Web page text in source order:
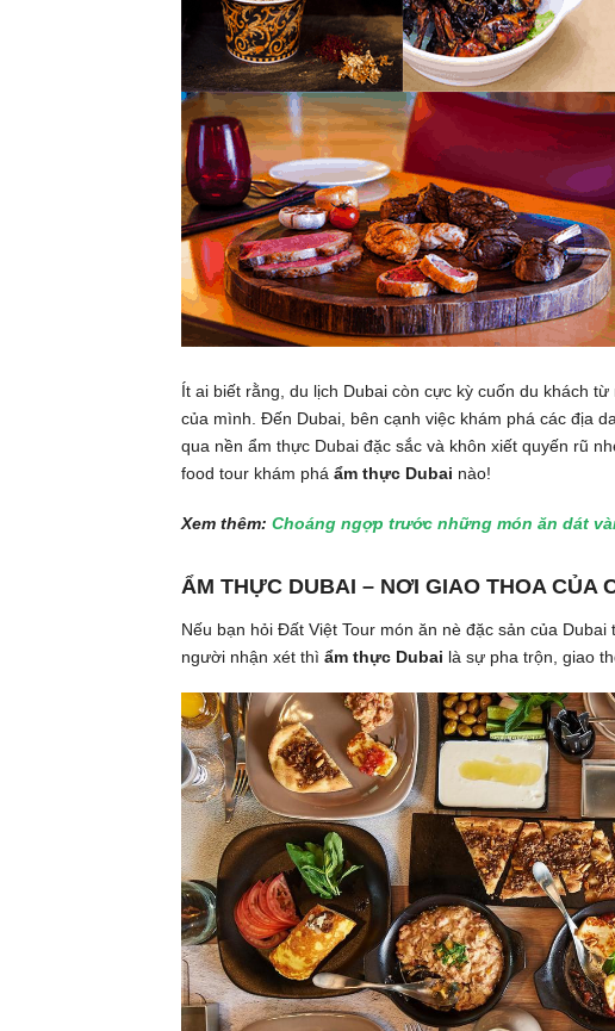
Ít ai biết rằng, du lịch Dubai còn cực kỳ cuốn du khách
của mình. Đến Dubai, bên cạnh việc khám phá các địa
qua nền ẩm thực Dubai đặc sắc và khôn xiết quyến rũ
food tour khám phá ẩm thực Dubai nào!
Xem thêm: Choáng ngợp trước những món ăn dát
ẨM THỰC DUBAI – NƠI GIAO THOA CỦA
Nếu bạn hỏi Đất Việt Tour món ăn nè đặc sản của
người nhận xét thì ẩm thực Dubai là sự pha trộn, giao